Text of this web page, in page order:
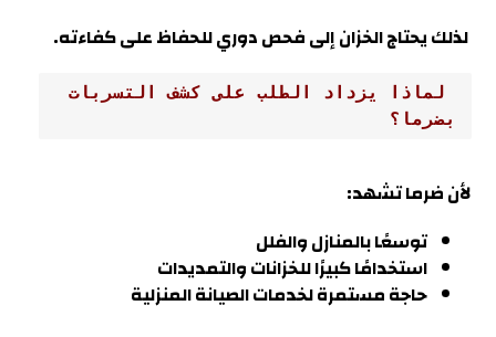
لذلك يحتاج الخزان إلى فحص دوري للحفاظ على كفاءته.
بضرما؟
لأنضرماتشهد:
توسعًا بالمنازل والفلل
استخدامًا كبيرًا للخزانات والتمديدات
حاجة مستمرة لخدمات الصيانة المنزلية